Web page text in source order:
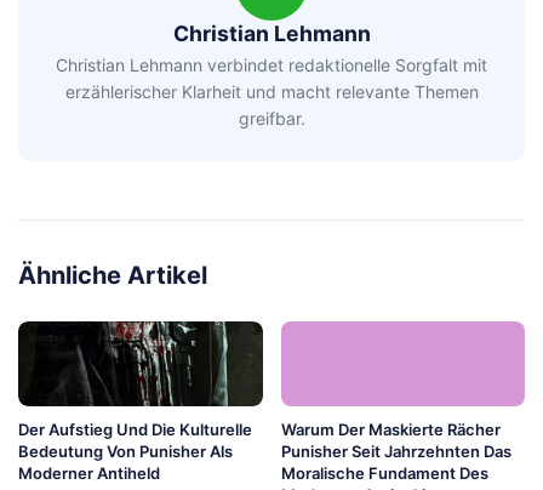
Christian Lehmann
Christian Lehmann verbindet redaktionelle Sorgfalt mit
erzählerischer Klarheit und macht relevante Themen
greifbar.
Ähnliche Artikel
Der Aufstieg Und Die Kulturelle
Bedeutung Von Punisher Als
Moderner Antiheld
Warum Der Maskierte Rächer
Punisher Seit Jahrzehnten Das
Moralische Fundament Des